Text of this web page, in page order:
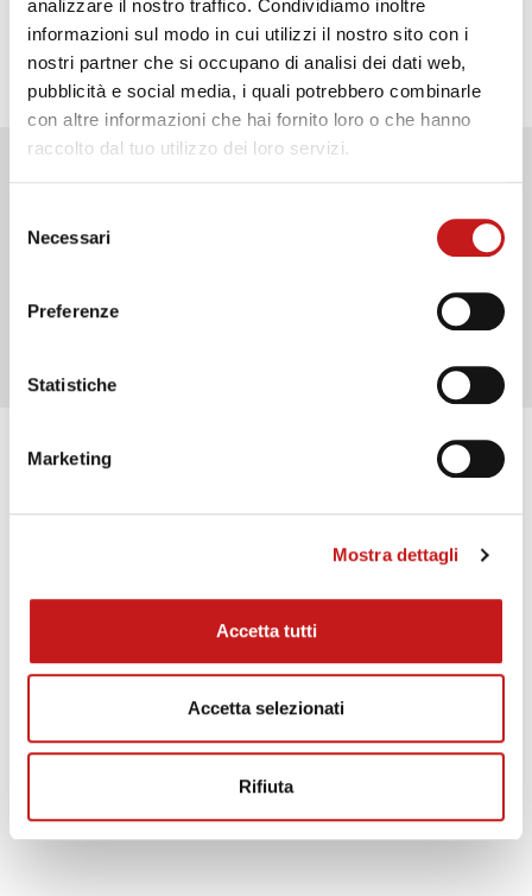
analizzare il nostro traffico. Condividiamo inoltre
informazioni sul modo in cui utilizzi il nostro sito con i
nostri partner che si occupano di analisi dei dati web,
pubblicità e social media, i quali potrebbero combinarle
con altre informazioni che hai fornito loro o che hanno
raccolto dal tuo utilizzo dei loro servizi.
delNecessari
Preferenze
Statistiche
Marketing
Mostra dettagli
Accetta tutti
Accetta selezionati
Rifiuta
SCOPRI DI PIÙ
Contatto
nostri consulenti SERRA sono a tua disposizione!